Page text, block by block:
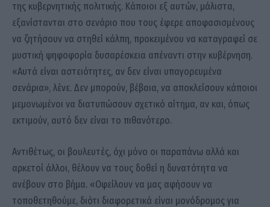
της κυβερνητικής πολιτικής. Κάποιοι εξ αυτών, μάλιστα,
εξανίστανται στο σενάριο που τους έφερε αποφασισμένους
να ζητήσουν να στηθεί κάλπη, προκειμένου να καταγραφεί σε
μυστική ψηφοφορία δυσαρέσκεια απέναντι στην κυβέρνηση.
«Αυτά είναι αστειότητες, αν δεν είναι υπαγορευμένα
σενάρια», λένε. Δεν μπορούν, βέβαια, να αποκλείσουν κάποιοι
μεμονωμένοι να διατυπώσουν σχετικό αίτημα, αν και, όπως
εκτιμούν, αυτό δεν είναι το πιθανότερο.
Αντιθέτως, οι βουλευτές, όχι μόνο οι παραπάνω αλλά και
αρκετοί άλλοι, θέλουν να τους δοθεί η δυνατότητα να
ανέβουν στο βήμα. «Οφείλουν να μας αφήσουν να
τοποθετηθούμε, διότι διαφορετικά είναι μονόδρομος για